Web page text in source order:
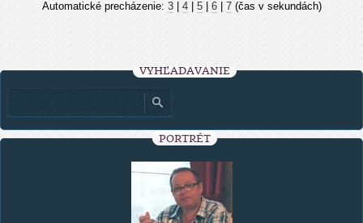
Automatické precházenie: 3| 4| 5| 6| 7(čas v sekundách)
VYHĽADÁVANIE
PORTRÉT